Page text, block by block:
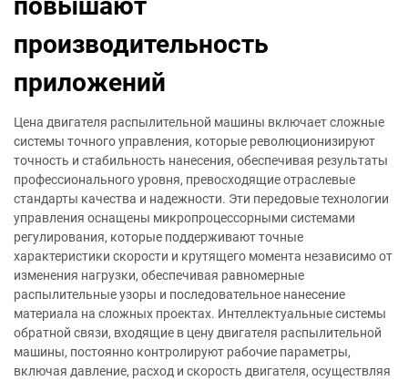
производительность
приложений
Цена двигателя распылительной машины включает сложные
системы точного управления, которые революционизируют
точность и стабильность нанесения, обеспечивая результаты
профессионального уровня, превосходящие отраслевые
стандарты качества и надежности. Эти передовые технологии
управления оснащены микропроцессорными системами
регулирования, которые поддерживают точные
характеристики скорости и крутящего момента независимо от
изменения нагрузки, обеспечивая равномерные
распылительные узоры и последовательное нанесение
материала на сложных проектах. Интеллектуальные системы
обратной связи, входящие в цену двигателя распылительной
машины, постоянно контролируют рабочие параметры,
включая давление, расход и скорость двигателя, осуществляя